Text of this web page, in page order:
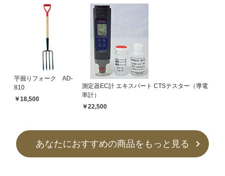
芋掘りフォーク AD-
810
￥18,500
測定器EC計 エキスパート CTSテスター（導電
率計）
￥22,500
あなたにおすすめの商品をもっと見る